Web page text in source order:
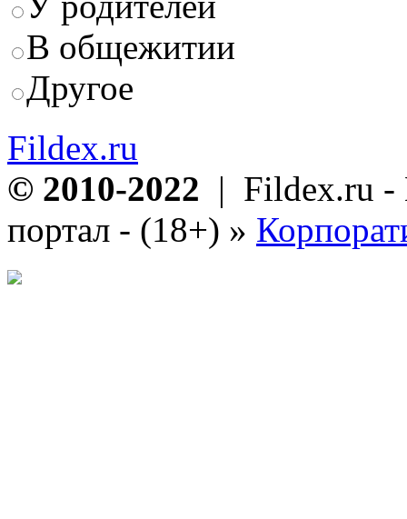
В общежитии
Другое
Fildex.ru
© 2010-2022 | Fildex.ru -
портал - (18+) »